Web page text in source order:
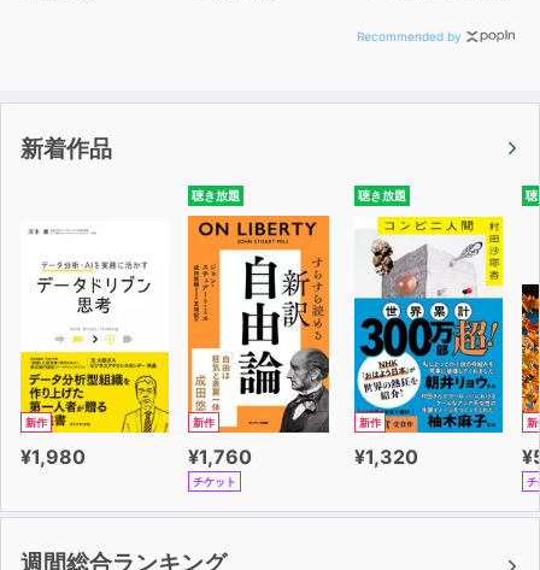
Recommended by
新着作品
新作
¥1,980
聴き放題
新作
¥1,760
チケット
聴き放題
新作
¥1,320
聴
新
チ
週間総合ランキング